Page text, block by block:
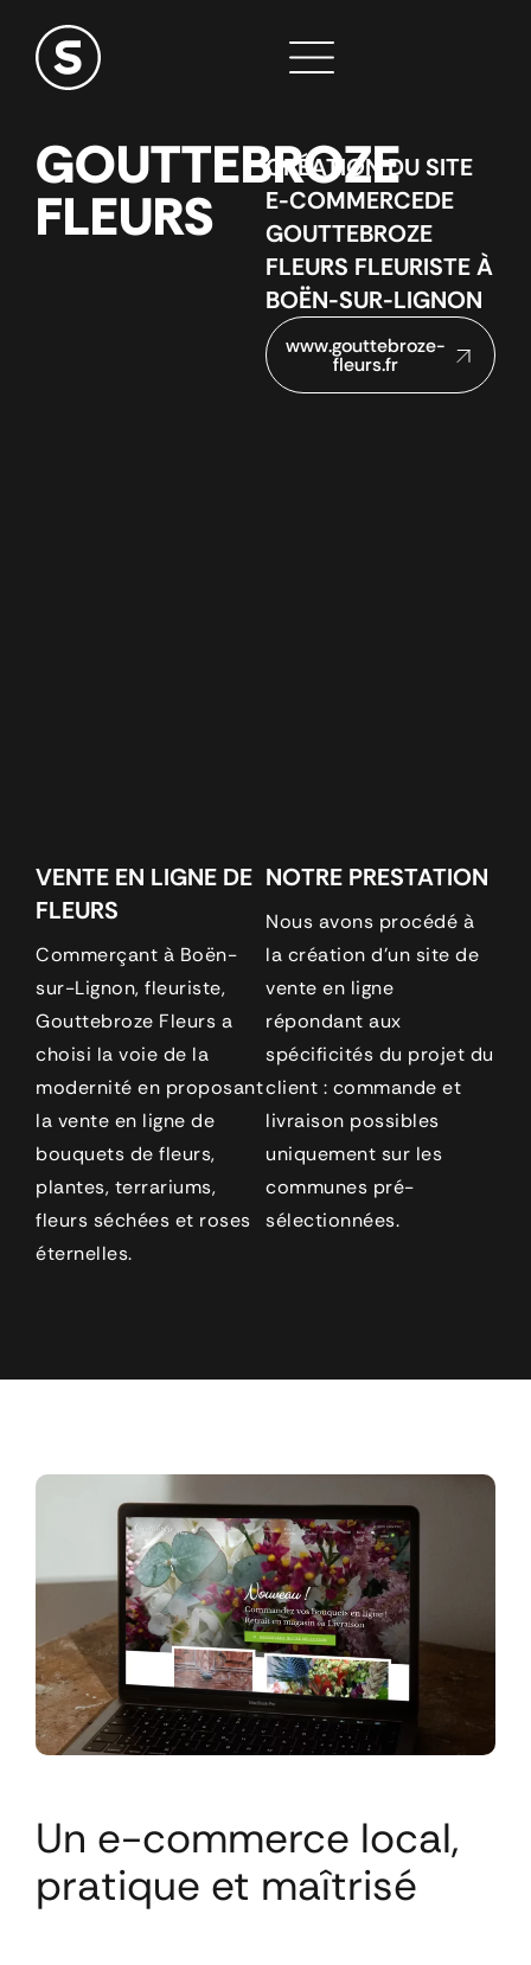
GOUTTEBROZE
FLEURS
CRÉATION DU SITE
E-COMMERCEDE
GOUTTEBROZE
FLEURS FLEURISTE À
BOËN-SUR-LIGNON
www.gouttebroze-
fleurs.fr
VENTE EN LIGNE DE
FLEURS
Commerçant à Boën-
sur-Lignon, fleuriste,
Gouttebroze Fleurs a
choisi la voie de la
modernité en proposant
la vente en ligne de
bouquets de fleurs,
plantes, terrariums,
fleurs séchées et roses
éternelles.
NOTRE PRESTATION
Nous avons procédé à
la création d’un site de
vente en ligne
répondant aux
spécificités du projet du
client : commande et
livraison possibles
uniquement sur les
communes pré-
sélectionnées.
Un e-commerce local,
pratique et maîtrisé